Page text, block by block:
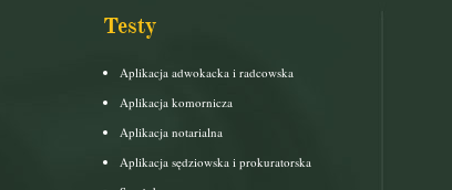
Testy
Aplikacja adwokacka i radcowska
Aplikacja komornicza
Aplikacja notarialna
Aplikacja sędziowska i prokuratorska